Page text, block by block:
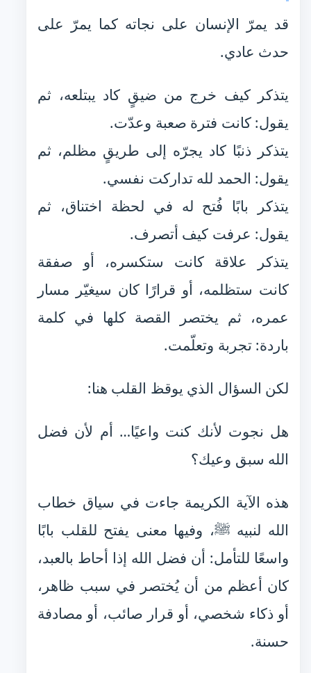
قد يمرّ الإنسان على نجاته كما يمرّ على
حدث عادي.
يتذكر كيف خرج من ضيقٍ كاد يبتلعه، ثم
يقول: كانت فترة صعبة وعدّت.
يتذكر ذنبًا كاد يجرّه إلى طريقٍ مظلم، ثم
يقول: الحمد لله تداركت نفسي.
يتذكر بابًا فُتح له في لحظة اختناق، ثم
يقول: عرفت كيف أتصرف.
يتذكر علاقة كانت ستكسره، أو صفقة
كانت ستظلمه، أو قرارًا كان سيغيّر مسار
عمره، ثم يختصر القصة كلها في كلمة
باردة: تجربة وتعلّمت.
لكن السؤال الذي يوقظ القلب هنا:
هل نجوت لأنك كنت واعيًا… أم لأن فضل
الله سبق وعيك؟
هذه الآية الكريمة جاءت في سياق خطاب
الله لنبيه ﷺ، وفيها معنى يفتح للقلب بابًا
واسعًا للتأمل: أن فضل الله إذا أحاط بالعبد،
كان أعظم من أن يُختصر في سبب ظاهر،
أو ذكاء شخصي، أو قرار صائب، أو مصادفة
حسنة.